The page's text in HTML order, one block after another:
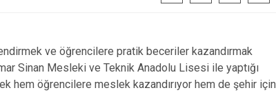
ve öğrencilere pratik beceriler kazandırmak
Sinan Mesleki ve Teknik Anadolu Lisesi ile yaptığı
hem öğrencilere meslek kazandırıyor hem de şehir için